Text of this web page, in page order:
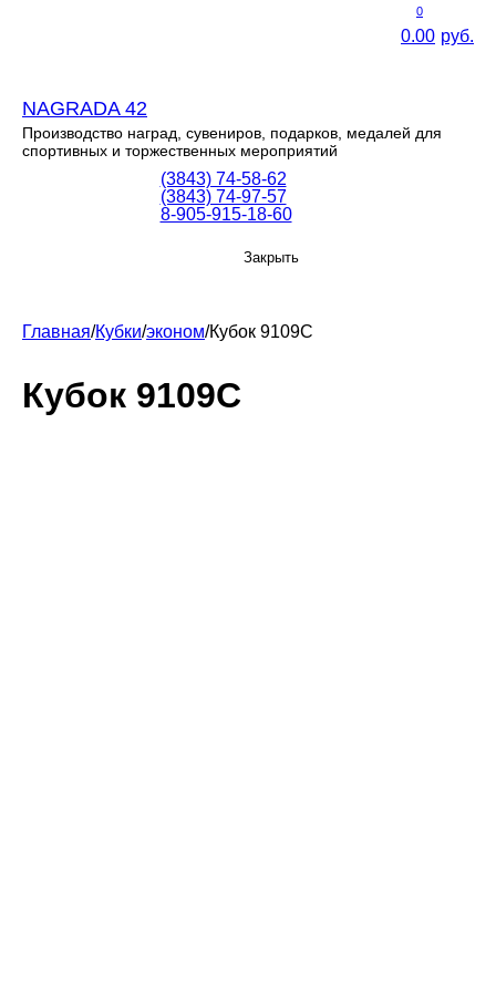
NAGRADA 42
Производство наград, сувениров, подарков, медалей для
спортивных и торжественных мероприятий
(3843) 74-58-62
(3843) 74-97-57
8-905-915-18-60
Закрыть
0
0.00 руб.
Главная/Кубки/эконом/Кубок 9109C
Кубок 9109C